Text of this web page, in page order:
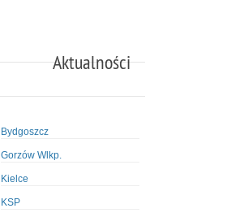
Aktualności
Bydgoszcz
Gorzów Wlkp.
Kielce
KSP